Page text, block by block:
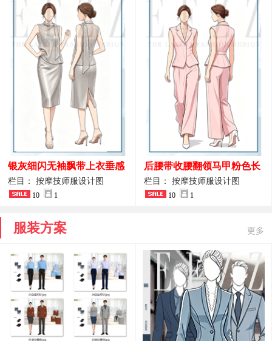
银灰细闪无袖飘带上衣垂感
开叉中长裙 星级酒店前厅礼
仪高级全套工作服
栏目： 按摩技师服设计图
10 1
后腰带收腰翻领马甲粉色长
裤套装 美容门店前台主管精
致高级工装
栏目： 按摩技师服设计图
10 1
服装方案 更多